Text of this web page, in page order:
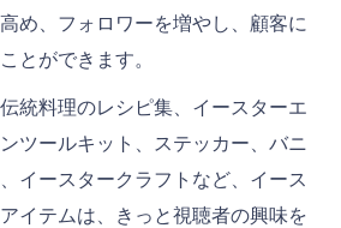
め、フォロワーを増やし、顧客に
とができます。
統料理のレシピ集、イースターエ
ツールキット、ステッカー、バニ
イースタークラフトなど、イース
イテムは、きっと視聴者の興味を